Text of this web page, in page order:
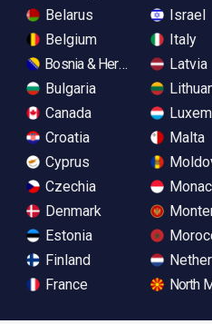
Belarus
Belgium
Bosnia & Herzegovina
Bulgaria
Canada
Croatia
Cyprus
Czechia
Denmark
Estonia
Finland
France
Israel
Italy
Latvia
Malta
North